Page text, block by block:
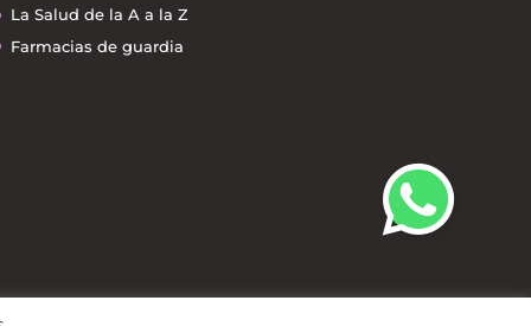
La Salud de la A a la Z
Farmacias de guardia